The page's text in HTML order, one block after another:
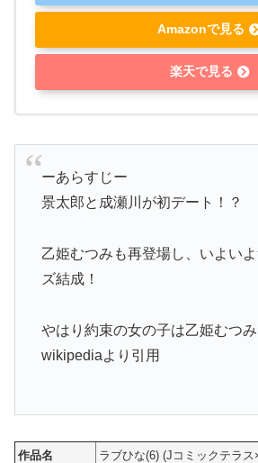
Amazonで見る
楽天で見る
ーあらすじー
景太郎と成瀬川が初デート！？
乙姫むつみも再登場し、いよい
ズ結成！
やはり約束の女の子は乙姫むつ
wikipediaより引用
作品名
ラブひな(6) (Jコミックテラ